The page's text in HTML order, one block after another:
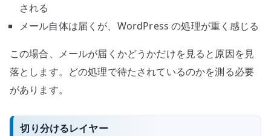
される
メール自体は届くが、WordPress の処理が重く感じる
この場合、メールが届くかどうかだけを見ると原因を見
落とします。どの処理で待たされているのかを測る必要
があります。
切り分けるレイヤー